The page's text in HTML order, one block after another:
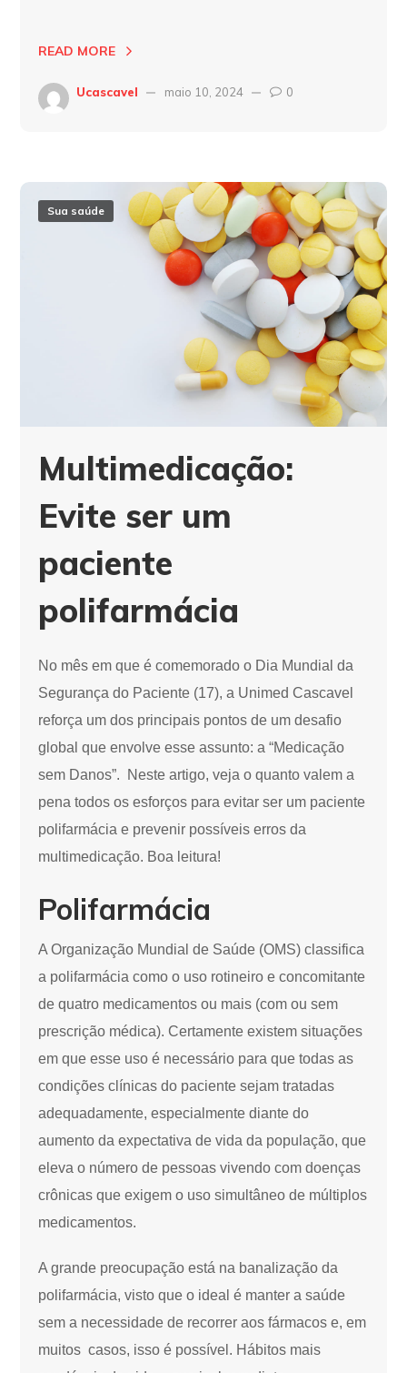
READ MORE
Ucascavel maio 10, 2024 0
Sua saúde
Multimedicação:
Evite ser um
paciente
polifarmácia
No mês em que é comemorado o Dia Mundial da
Segurança do Paciente (17), a Unimed Cascavel
reforça um dos principais pontos de um desafio
global que envolve esse assunto: a “Medicação
sem Danos”. Neste artigo, veja o quanto valem a
pena todos os esforços para evitar ser um paciente
polifarmácia e prevenir possíveis erros da
multimedicação. Boa leitura!
Polifarmácia
A Organização Mundial de Saúde (OMS) classifica
a polifarmácia como o uso rotineiro e concomitante
de quatro medicamentos ou mais (com ou sem
prescrição médica). Certamente existem situações
em que esse uso é necessário para que todas as
condições clínicas do paciente sejam tratadas
adequadamente, especialmente diante do
aumento da expectativa de vida da população, que
eleva o número de pessoas vivendo com doenças
crônicas que exigem o uso simultâneo de múltiplos
medicamentos.
A grande preocupação está na banalização da
polifarmácia, visto que o ideal é manter a saúde
sem a necessidade de recorrer aos fármacos e, em
muitos casos, isso é possível. Hábitos mais